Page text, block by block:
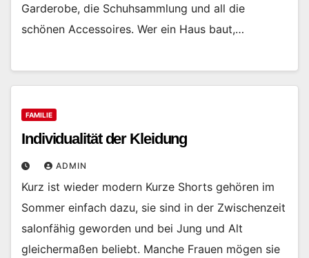
Garderobe, die Schuhsammlung und all die
schönen Accessoires. Wer ein Haus baut,…
FAMILIE
Individualität der Kleidung
ADMIN
Kurz ist wieder modern Kurze Shorts gehören im
Sommer einfach dazu, sie sind in der Zwischenzeit
salonfähig geworden und bei Jung und Alt
gleichermaßen beliebt. Manche Frauen mögen sie